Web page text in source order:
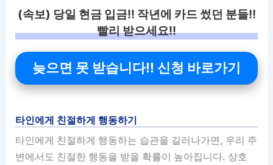
(속보) 당일 현금 입금!! 작년에 카드 썼던 분들!!
빨리 받으세요!!
늦으면 못 받습니다!! 신청 바로가기
타인에게 친절하게 행동하기
타인에게 친절하게 행동하는 습관을 길러나가면, 우리 주
변에서도 친절한 행동을 받을 확률이 높아집니다. 상호